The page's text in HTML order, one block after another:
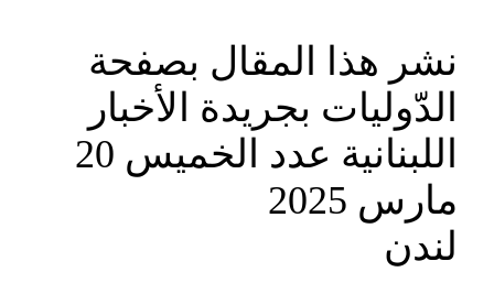
نشر هذا المقال بصفحة
الدّوليات بجريدة الأخبار
اللبنانية عدد الخميس 20
مارس 2025
لندن